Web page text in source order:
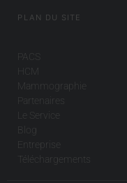
PLAN DU SITE
PACS
HCM
Mammographie
Partenaires
Le Service
Blog
Entreprise
Téléchargements